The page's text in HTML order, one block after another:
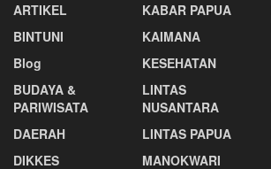
ARTIKEL
BINTUNI
Blog
BUDAYA &
PARIWISATA
DAERAH
DIKKES
KABAR PAPUA
KAIMANA
KESEHATAN
LINTAS
NUSANTARA
LINTAS PAPUA
MANOKWARI